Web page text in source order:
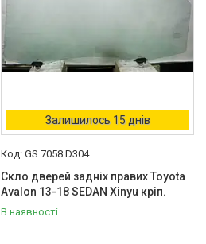
Залишилось 15 днів
GS 7058 D304
Скло дверей задніх правих Toyota
Avalon 13-18 SEDAN Xinyu кріп.
В наявності